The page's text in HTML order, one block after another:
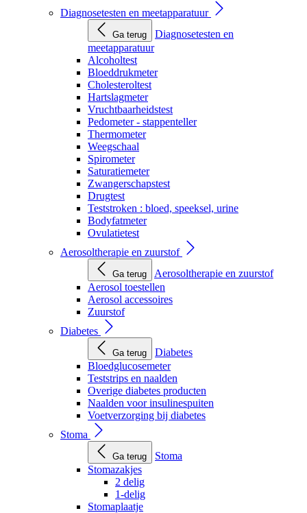
Diagnosetesten en meetapparatuur
Ga terug
Diagnosetesten en
meetapparatuur
Alcoholtest
Bloeddrukmeter
Cholesteroltest
Hartslagmeter
Vruchtbaarheidstest
Pedometer - stappenteller
Thermometer
Weegschaal
Spirometer
Saturatiemeter
Zwangerschapstest
Drugtest
Teststroken : bloed, speeksel, urine
Bodyfatmeter
Ovulatietest
Aerosoltherapie en zuurstof
Ga terug
Aerosoltherapie en zuurstof
Aerosol toestellen
Aerosol accessoires
Zuurstof
Diabetes
Ga terug
Diabetes
Bloedglucosemeter
Teststrips en naalden
Overige diabetes producten
Naalden voor insulinespuiten
Voetverzorging bij diabetes
Stoma
Ga terug
Stoma
Stomazakjes
2 delig
1-delig
Stomaplaatje